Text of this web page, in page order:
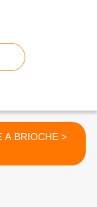
LA PATE A BRIOCHE >